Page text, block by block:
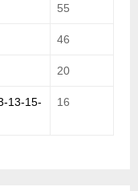
55
46
20
13-15-
16